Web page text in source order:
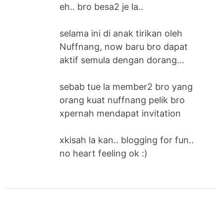
eh.. bro besa2 je la..
selama ini di anak tirikan oleh
Nuffnang, now baru bro dapat
aktif semula dengan dorang…
sebab tue la member2 bro yang
orang kuat nuffnang pelik bro
xpernah mendapat invitation
xkisah la kan.. blogging for fun..
no heart feeling ok :)